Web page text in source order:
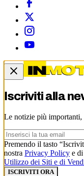
Iscriviti alla
Le notizie più importanti,
Premendo il tasto
nostra Privacy Policy e
Utilizzo dei Siti e di
ISCRIVITI ORA